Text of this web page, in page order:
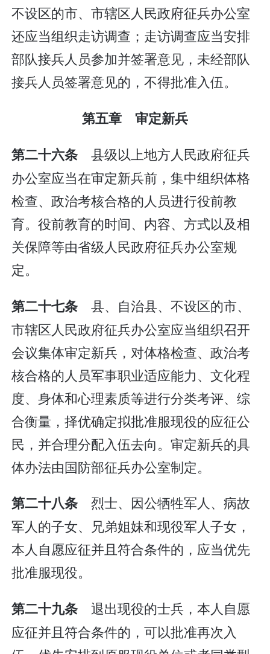
不设区的市、市辖区人民政府征兵办公室
还应当组织走访调查；走访调查应当安排
部队接兵人员参加并签署意见，未经部队
接兵人员签署意见的，不得批准入伍。
第五章 审定新兵
第二十六条 县级以上地方人民政府征兵
办公室应当在审定新兵前，集中组织体格
检查、政治考核合格的人员进行役前教
育。役前教育的时间、内容、方式以及相
关保障等由省级人民政府征兵办公室规
定。
第二十七条 县、自治县、不设区的市、
市辖区人民政府征兵办公室应当组织召开
会议集体审定新兵，对体格检查、政治考
核合格的人员军事职业适应能力、文化程
度、身体和心理素质等进行分类考评、综
合衡量，择优确定拟批准服现役的应征公
民，并合理分配入伍去向。审定新兵的具
体办法由国防部征兵办公室制定。
第二十八条 烈士、因公牺牲军人、病故
军人的子女、兄弟姐妹和现役军人子女，
本人自愿应征并且符合条件的，应当优先
批准服现役。
第二十九条 退出现役的士兵，本人自愿
应征并且符合条件的，可以批准再次入